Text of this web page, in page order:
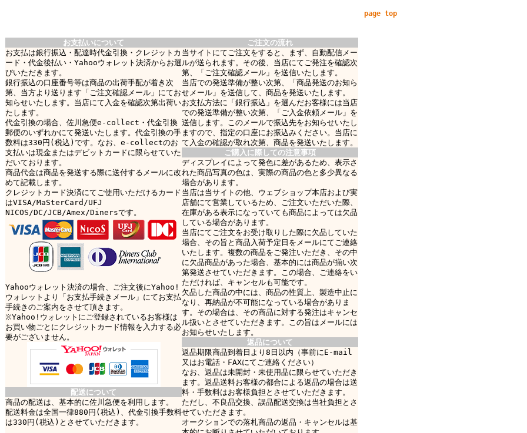
page top
お支払いについて
お支払は銀行振込・配達時代金引換・クレジットカ
ード・代金後払い・Yahooウォレット決済からお選
びいただきます。
銀行振込の口座番号等は商品の出荷手配が着き次
第、当方より送ります「ご注文確認メール」にてお
知らせいたします。当店にて入金を確認次第出荷い
たします。
代金引換の場合、佐川急便e-collect・代金引換
郵便のいずれかにて発送いたします。代金引換の手
数料は330円(税込)です。なお、e-collectのお
支払いは現金またはデビットカードに限らせていた
だいております。
商品代金は商品を発送する際に送付するメールに改
めて記載します。
クレジットカード決済にてご使用いただけるカード
はVISA/MaSterCard/UFJ
NICOS/DC/JCB/Amex/Dinersです。
Yahooウォレット決済の場合、ご注文後にYahoo!
ウォレットより「お支払手続きメール」にてお支払
手続きのご案内をさせて頂きます。
※Yahoo!ウォレットにご登録されているお客様は
お買い物ごとにクレジットカード情報を入力する必
要がございません。
配送について
商品の配送は、基本的に佐川急便を利用します。
配送料金は全国一律880円(税込)、代金引換手数料
は330円(税込)とさせていただきます。
ご注文の流れ
当サイトにてご注文をすると、まず、自動配信メー
ルが送られます。その後、当店にてご発注を確認次
第、「ご注文確認メール」を送信いたします。
当店での発送準備が整い次第、「商品発送のお知ら
せメール」を送信して、商品を発送いたします。
お支払方法に「銀行振込」を選んだお客様には当店
での発送準備が整い次第、「ご入金依頼メール」を
送信します。このメールで振込先をお知らせいたし
ますので、指定の口座にお振込みください。当店に
て入金の確認が取れ次第、商品を発送いたします。
ご購入に際しての注意事項
ディスプレイによって発色に差があるため、表示さ
れた商品写真の色は、実際の商品の色と多少異なる
場合があります。
当店は当サイトの他、ウェブショップ本店および実
店舗にて営業しているため、ご注文いただいた際、
在庫がある表示になっていても商品によっては欠品
している場合があります。
当店にてご注文をお受け取りした際に欠品していた
場合、その旨と商品入荷予定日をメールにてご連絡
いたします。複数の商品をご発注いただき、その中
に欠品商品があった場合、基本的には商品が揃い次
第発送させていただきます。この場合、ご連絡をい
ただければ、キャンセルも可能です。
欠品した商品の中には、商品の性質上、製造中止に
なり、再納品が不可能になっている場合がありま
す。その場合は、その商品に対する発注はキャンセ
ル扱いとさせていただきます。この旨はメールには
お知らせいたします。
返品について
返品期限商品到着日より8日以内（事前にE-mail
又はお電話・FAXにてご連絡ください）
なお、返品は未開封・未使用品に限らせていただき
ます。返品送料お客様の都合による返品の場合は送
料・手数料はお客様負担とさせていただきます。
ただし、不良品交換、誤品配送交換は当社負担とさ
せていただきます。
オークションでの落札商品の返品・キャンセルは基